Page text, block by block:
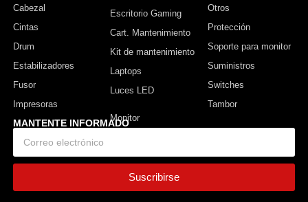
Cabezal
Cintas
Drum
Estabilizadores
Fusor
Impresoras
Escritorio Gaming
Cart. Mantenimiento
Kit de mantenimiento
Laptops
Luces LED
Otros
Protección
Soporte para monitor
Suministros
Switches
Tambor
MANTENTE INFORMADO
Suscribirse